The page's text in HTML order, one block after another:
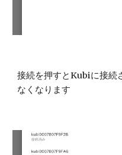
接続を押すとKubiに接続
なくなります